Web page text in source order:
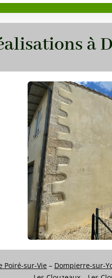
à
Poiré-sur-Vie – Dompierre-sur-